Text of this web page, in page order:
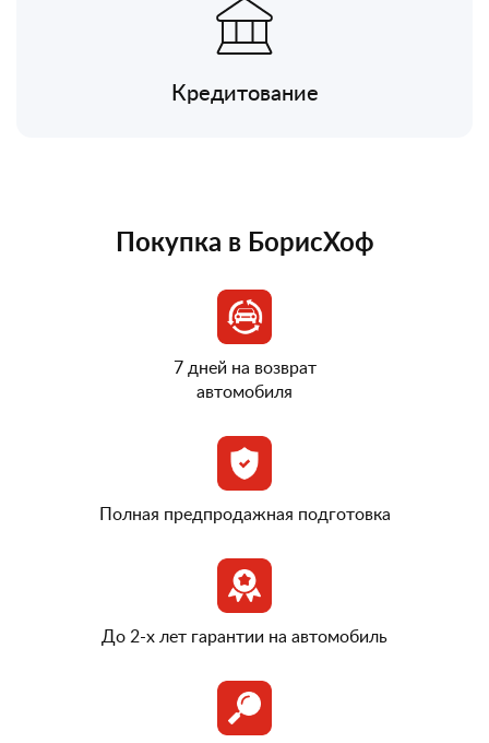
Кредитование
Покупка в БорисХоф
7 дней на возврат
автомобиля
Полная предпродажная подготовка
До 2-х лет гарантии на автомобиль